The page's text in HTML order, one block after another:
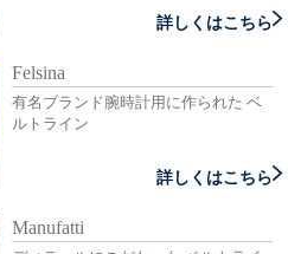
詳しくはこちら
Felsina
有名ブランド腕時計用に作られた ベ
ルトライン
詳しくはこちら
Manufatti